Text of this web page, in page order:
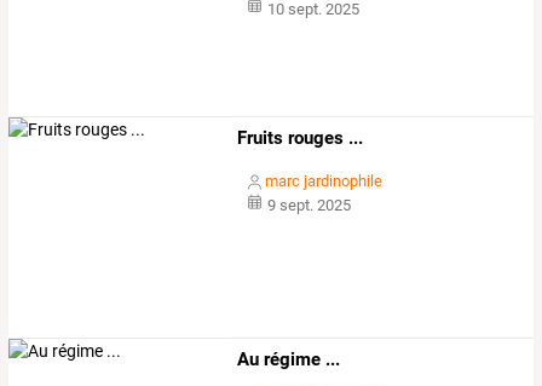
10 sept. 2025
Fruits rouges ...
marc jardinophile
9 sept. 2025
Au régime ...